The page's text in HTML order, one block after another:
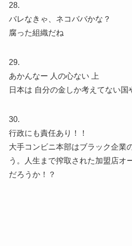
28.
バレなきゃ、ネコババかな？
腐った組織だね
29.
あかんなー 人の心ない 上
日本は 自分の金しか考えてない国
30.
行政にも責任あり！！
大手コンビニ本部はブラック企業
う。人生まで搾取された加盟店オ
だろうか！？